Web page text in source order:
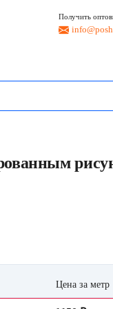
Получить
Цена за метр